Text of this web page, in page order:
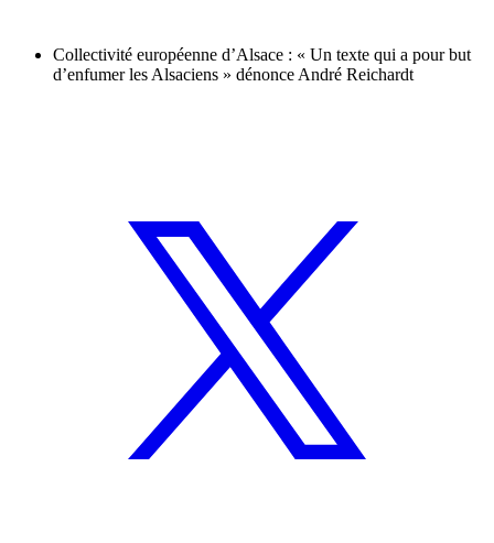
Collectivité européenne d’Alsace : « Un texte qui a pour but
d’enfumer les Alsaciens » dénonce André Reichardt